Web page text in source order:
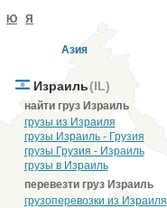
Ю Я
Азия
Израиль(IL)
найти груз Израиль
грузы из Израиля
грузы Израиль - Грузия
грузы Грузия - Израиль
грузы в Израиль
перевезти груз Израиль
грузоперевозки из Израиля